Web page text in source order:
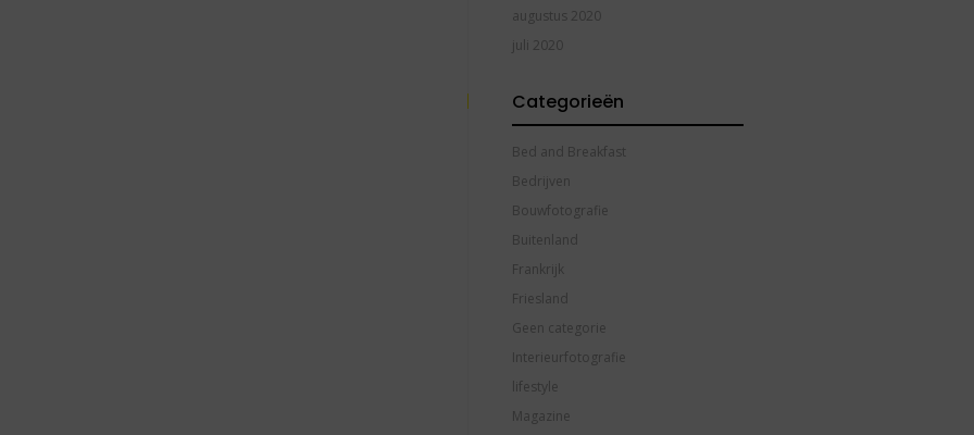
augustus 2020
juli 2020
Categorieën
Bed and Breakfast
Bedrijven
Bouwfotografie
Buitenland
Frankrijk
Friesland
Geen categorie
Interieurfotografie
lifestyle
Magazine